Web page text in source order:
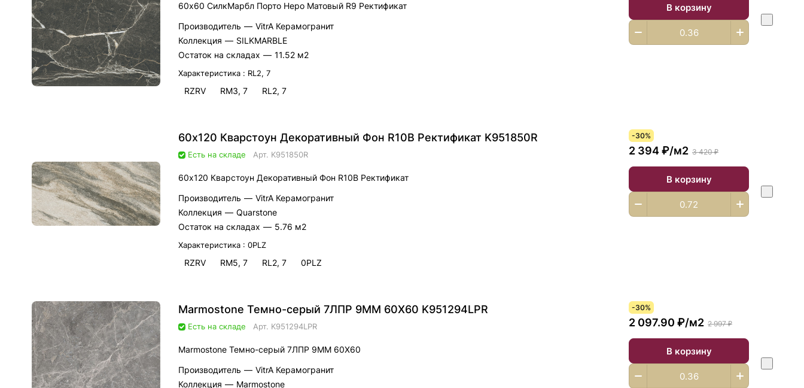
60х60 СилкМарбл Порто Неро Матовый R9 Ректификат
Производитель — VitrA Керамогранит
Коллекция — SILKMARBLE
Остаток на складах — 11.52 м2
Характеристика : RL2, 7
RZRV RM3, 7 RL2, 7
В корзину
60х120 Кварстоун Декоративный Фон R10B Ректификат K951850R
Есть на складе Арт. K951850R
60х120 Кварстоун Декоративный Фон R10B Ректификат
Производитель — VitrA Керамогранит
Коллекция — Quarstone
Остаток на складах — 5.76 м2
Характеристика : 0PLZ
RZRV RM5, 7 RL2, 7 0PLZ
-30%
2 394 ₽/м2 3 420 ₽
В корзину
Marmostone Темно-серый 7ЛПР 9ММ 60Х60 K951294LPR
Есть на складе Арт. K951294LPR
Marmostone Темно-серый 7ЛПР 9ММ 60Х60
Производитель — VitrA Керамогранит
Коллекция — Marmostone
-30%
2 097.90 ₽/м2 2 997 ₽
В корзину